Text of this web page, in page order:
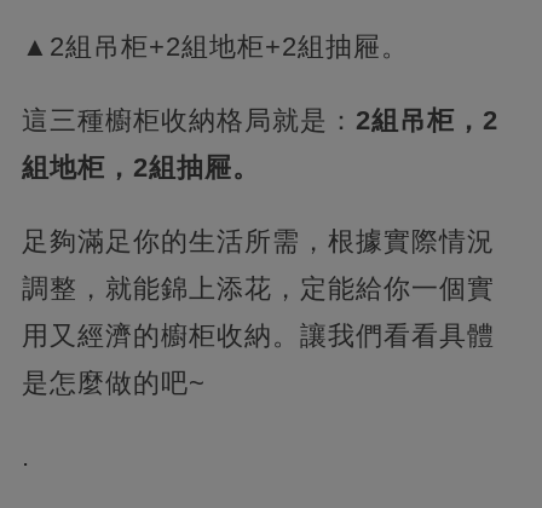
▲2組吊柜+2組地柜+2組抽屜。
這三種櫥柜收納格局就是： 2組吊柜，2
組地柜，2組抽屜。
足夠滿足你的生活所需，根據實際情況
調整，就能錦上添花，定能給你一個實
用又經濟的櫥柜收納。讓我們看看具體
是怎麼做的吧~
.